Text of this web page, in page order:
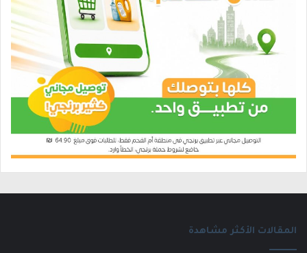
المقالات الأكثر مشاهدة